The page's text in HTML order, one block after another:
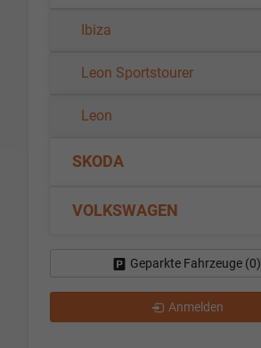
Ibiza
Leon Sportstourer
Leon
SKODA
VOLKSWAGEN
Geparkte Fahrzeuge (0)
Anmelden